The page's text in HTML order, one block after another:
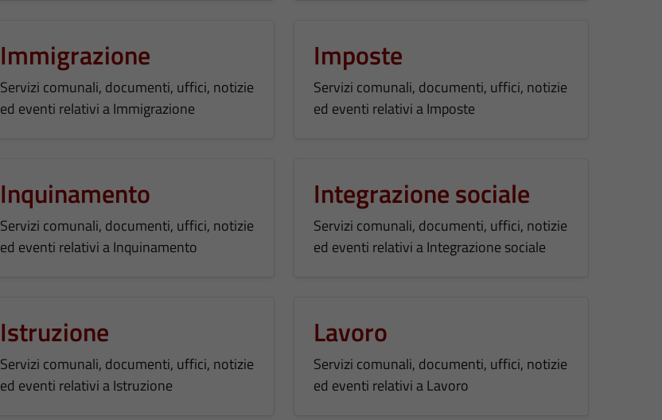
Immigrazione
Servizi comunali, documenti, uffici, notizie
ed eventi relativi a Immigrazione
Imposte
Servizi comunali, documenti, uffici, notizie
ed eventi relativi a Imposte
Inquinamento
Servizi comunali, documenti, uffici, notizie
ed eventi relativi a Inquinamento
Integrazione sociale
Servizi comunali, documenti, uffici, notizie
ed eventi relativi a Integrazione sociale
Istruzione
Servizi comunali, documenti, uffici, notizie
ed eventi relativi a Istruzione
Lavoro
Servizi comunali, documenti, uffici, notizie
ed eventi relativi a Lavoro